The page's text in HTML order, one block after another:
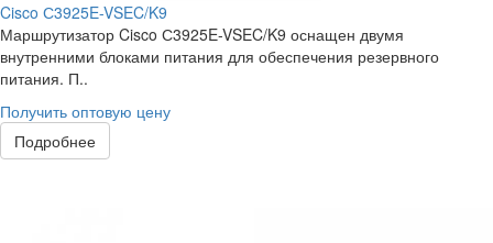
Cisco С3925E-VSEC/K9
Маршрутизатор Cisco С3925E-VSEC/K9 оснащен двумя
внутренними блоками питания для обеспечения резервного
питания. П..
Получить оптовую цену
Подробнее